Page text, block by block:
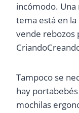
incómodo.
tema está en la
vende rebozos
Tampoco se
hay
mochilas